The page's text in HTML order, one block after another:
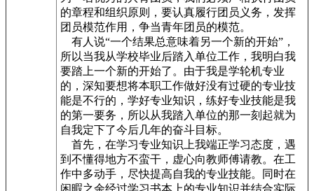
的章程和组织原则，要认真履行团员义务，发挥
团员模范作用，争当青年团员的模范。
有人说“一个结果总意味着另一个新的开始”，
所以当我从学校毕业后踏入单位工作，我明白我
要踏上一个新的开始了。由于我是学轮机专业
的，深知要想将本职工作做好没有过硬的专业技
能是不行的，学好专业知识，练好专业技能是我
的第一要务，所以从我踏入单位的那一刻起就为
自我定下了今后几年的奋斗目标。
首先，在学习专业知识上我端正学习态度，遇
到不懂得地方不蛮干，虚心向教师傅请教。在工
作中多动手，尽快提高自我的专业技能。同时在
闲暇之余经过学习书本上的专业知识并结合实际